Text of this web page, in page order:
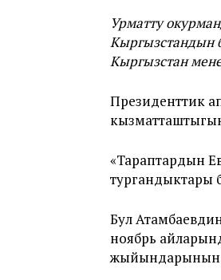
Урматту
Кыргызстандын
Кыргызстан
Президенттик
«Тараптардын
тургандыктары
Бул
ноябрь
жыйындарынын